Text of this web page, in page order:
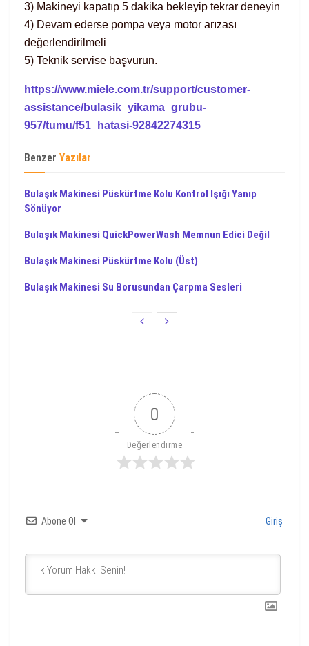
3) Makineyi kapatıp 5 dakika bekleyip tekrar deneyin
4) Devam ederse pompa veya motor arızası
değerlendirilmeli
5) Teknik servise başvurun.
https://www.miele.com.tr/support/customer-
assistance/bulasik_yikama_grubu-
957/tumu/f51_hatasi-92842274315
Benzer Yazılar
Bulaşık Makinesi Püskürtme Kolu Kontrol Işığı Yanıp
Sönüyor
Bulaşık Makinesi QuickPowerWash Memnun Edici Değil
Bulaşık Makinesi Püskürtme Kolu (Üst)
Bulaşık Makinesi Su Borusundan Çarpma Sesleri
0
Değerlendirme
Abone Ol Giriş